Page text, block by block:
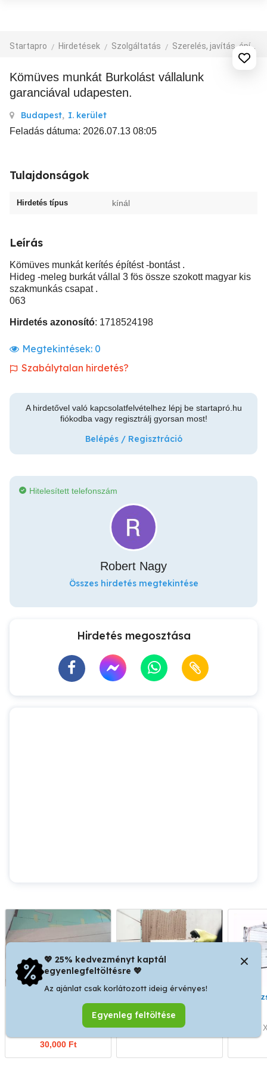
Startapro Hirdetések Szolgáltatás Szerelés, javítás, építkezés
Kömüves munkát Burkolást vállalunk
garanciával udapesten.
Budapest, I. kerület
Feladás dátuma: 2026.07.13 08:05
Tulajdonságok
Hirdetés típus kínál
Leírás
Kömüves munkát kerítés építést -bontást .
Hideg -meleg burkát vállal 3 fös össze szokott magyar kis
szakmunkás csapat .
063
Hirdetés azonosító: 1718524198
Megtekintések: 0
Szabálytalan hirdetés?
A hirdetővel való kapcsolatfelvételhez lépj be startapró.hu
fiókodba vagy regisztrálj gyorsan most!
Belépés / Regisztráció
Hitelesített telefonszám
Robert Nagy
Összes hirdetés megtekintése
Hirdetés megosztása
30,000 Ft
melegburkolás,
térkövezés igényes
kivitelezés
X. kerület
💖 25% kedvezményt kaptál
egyenlegfeltöltésre 💖
Az ajánlat csak korlátozott ideig érvényes!
Egyenleg feltöltése